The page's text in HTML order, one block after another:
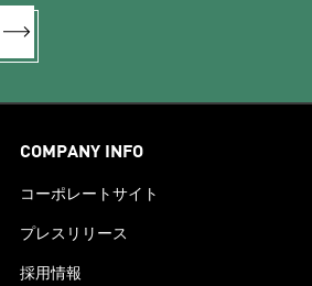
COMPANY INFO
コーポレートサイト
プレスリリース
採用情報